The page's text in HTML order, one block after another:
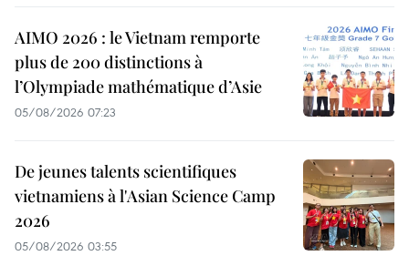
AIMO 2026 : le Vietnam remporte
plus de 200 distinctions à
l’Olympiade mathématique d’Asie
05/08/2026 07:23
De jeunes talents scientifiques
vietnamiens à l'Asian Science Camp
2026
05/08/2026 03:55